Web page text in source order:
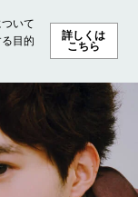
いて
目的
詳しくは
こちら
ァッション ビューテ